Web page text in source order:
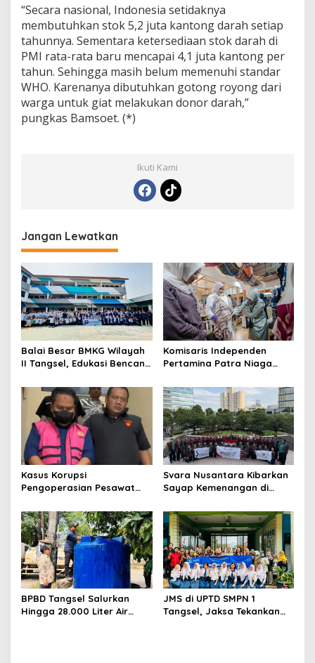
“Secara nasional, Indonesia setidaknya
membutuhkan stok 5,2 juta kantong darah setiap
tahunnya. Sementara ketersediaan stok darah di
PMI rata-rata baru mencapai 4,1 juta kantong per
tahun. Sehingga masih belum memenuhi standar
WHO. Karenanya dibutuhkan gotong royong dari
warga untuk giat melakukan donor darah,”
pungkas Bamsoet. (*)
Ikuti Kami
Jangan Lewatkan
Balai Besar BMKG Wilayah
II Tangsel, Edukasi Bencana
kepada pelajar UPTD SMPN
23
Komisaris Independen
Pertamina Patra Niaga
Mitra Binaan dengan
Sentuhan Kemanusiaan dan
Keberlanjutan
Kasus Korupsi
Pengoperasian Pesawat
Development Ditetapkan
Tersangka
Svara Nusantara Kibarkan
Sayap Kemenangan di
BPBD Tangsel Salurkan
Hingga 28.000 Liter Air
JMS di UPTD SMPN 1
Tangsel, Jaksa Tekankan